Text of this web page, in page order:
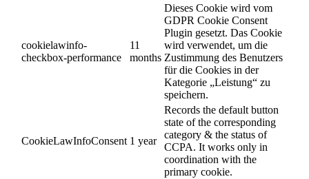
cookielawinfo-
checkbox-performance
11
months
Dieses Cookie wird vom
GDPR Cookie Consent
Plugin gesetzt. Das Cookie
wird verwendet, um die
Zustimmung des Benutzers
für die Cookies in der
Kategorie „Leistung“ zu
speichern.
CookieLawInfoConsent 1 year
Records the default button
state of the corresponding
category & the status of
CCPA. It works only in
coordination with the
primary cookie.